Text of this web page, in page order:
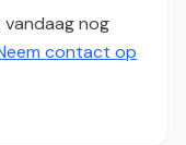
nog
contact op